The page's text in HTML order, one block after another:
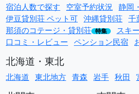
宿泊人数で探す
空室予約状況 静岡
伊豆貸別荘 ペット可 沖縄貸別荘 千
那須のコテージ・貸別荘 特集
スキ
口コミ・レビュー ペンション民宿
北海道・東北
北海道 東北地方 青森 岩手 秋田